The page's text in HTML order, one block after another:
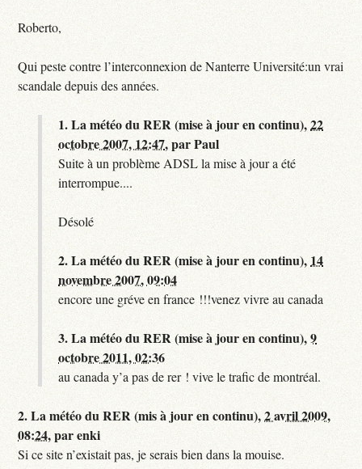
Roberto,
Qui peste contre l’interconnexion de Nanterre Université:un vrai
scandale depuis des années.
1.La météo du RER (mise à jour en continu),22
octobre 2007, 12:47,parPaul
Suite à un problème ADSL la mise à jour a été
interrompue....
Désolé
2.La météo du RER (mise à jour en continu), 14
novembre 2007, 09:04
encore une gréve en france !!!venez vivre au canada
3.La météo du RER (mise à jour en continu),9
octobre 2011, 02:36
au canada y’a pas de rer ! vive le trafic de montréal.
2.La météo du RER (mis à jour en continu),2 avril 2009,
08:24,parenki
Si ce site n’existait pas, je serais bien dans la mouise.